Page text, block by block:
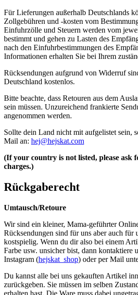
Für Lieferungen außerhalb Deutschlands
Zollgebühren und -kosten vom
Einfuhrzölle und Steuern werden vom
bestimmt und gehen zu Lasten des
nach den Einfuhrbestimmungen des
Informationen erhalten Sie bei Ihrem
Rücksendungen aufgrund von Widerruf
Deutschland kostenlos.
Bitte beachte, dass Retouren aus dem
sein müssen. Unzureichend frankierte
angenommen werden.
Sollte dein Land nicht mit aufgelistet sein,
Mail an: hej@hejskat.com
(If your country is not listed, please ask
charges.)
Rückgaberecht
Umtausch/Retoure
Wir sind ein kleiner, Mama-geführter
Rücksendungen sind für uns aber auch für
kostspielig. Wenn du dir also bei einem
Farbe usw. unsicher bist, dann kontaktiere
Instagram (hejskat_shop) oder per Mail
Du kannst alle bei uns gekauften Artikel
zurückgeben. Sie müssen im selben
erhalten hast. Die Ware muss dabei